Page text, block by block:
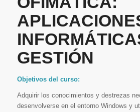
GESTIÓN
Objetivos del curso:
Adquirir los conocimientos y destrezas
desenvolverse en el entorno Windows y